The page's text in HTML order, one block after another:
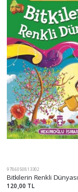
9786050813302
Bitkilerin Renkli Dünyası
120,00 TL